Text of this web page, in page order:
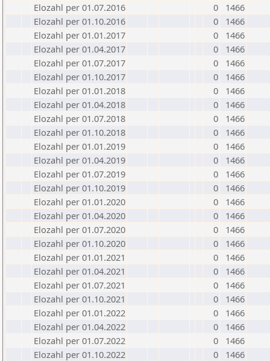
Elozahl per 01.07.2016
0
1466
Elozahl per 01.10.2016
0
1466
Elozahl per 01.01.2017
0
1466
Elozahl per 01.04.2017
0
1466
Elozahl per 01.07.2017
0
1466
Elozahl per 01.10.2017
0
1466
Elozahl per 01.01.2018
0
1466
Elozahl per 01.04.2018
0
1466
Elozahl per 01.07.2018
0
1466
Elozahl per 01.10.2018
0
1466
Elozahl per 01.01.2019
0
1466
Elozahl per 01.04.2019
0
1466
Elozahl per 01.07.2019
0
1466
Elozahl per 01.10.2019
0
1466
Elozahl per 01.01.2020
0
1466
Elozahl per 01.04.2020
0
1466
Elozahl per 01.07.2020
0
1466
Elozahl per 01.10.2020
0
1466
Elozahl per 01.01.2021
0
1466
Elozahl per 01.04.2021
0
1466
Elozahl per 01.07.2021
0
1466
Elozahl per 01.10.2021
0
1466
Elozahl per 01.01.2022
0
1466
Elozahl per 01.04.2022
0
1466
Elozahl per 01.07.2022
0
1466
Elozahl per 01.10.2022
0
1466